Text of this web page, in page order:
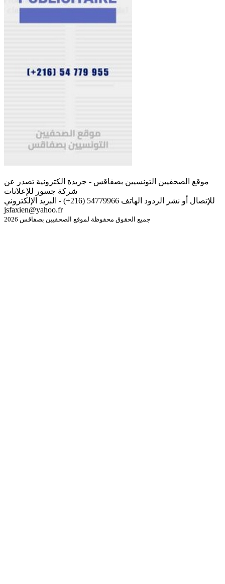
موقع الصحفيين التونسيين بصفاقس - جريدة الكترونية تصدر عن
شركة جسور للإعلانات
للإتصال أو نشر الردود الهاتف 54779966 (216+) - البريد الإلكتروني
jsfaxien@yahoo.fr
جميع الحقوق محفوظة لموقع الصحفيين بصفاقس 2026